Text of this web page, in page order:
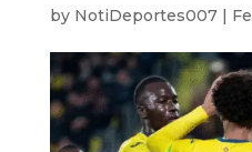
by NotiDeportes007|